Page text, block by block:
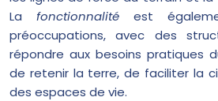
La fonctionnalité est
préoccupations, avec des
répondre aux besoins pratiques
de retenir la terre, de faciliter la
des espaces de vie.